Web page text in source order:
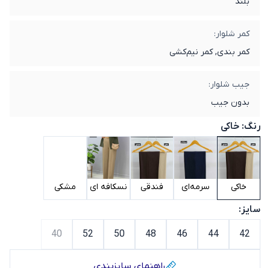
کمر شلوار:
کمر بندی, کمر نیم‌کشی
جیب شلوار:
بدون جیب
رنگ: خاکی
خاکی سرمه‌ای فندقی نسکافه ای مشکی
سایز:
42
44
46
48
50
52
40